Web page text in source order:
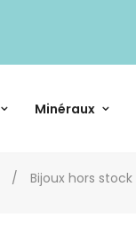
Minéraux
Bijoux hors stock